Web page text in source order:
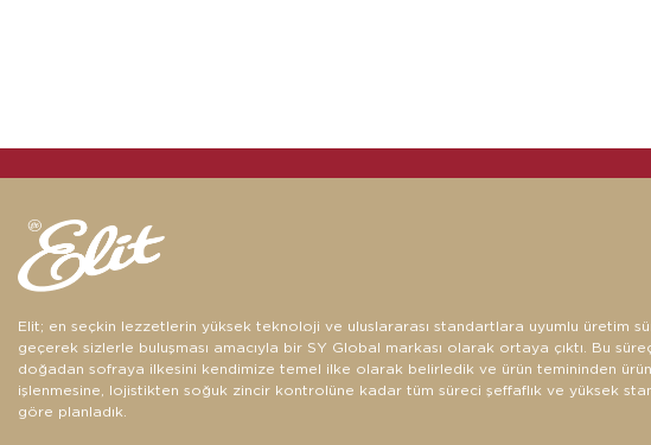
Elit; en seçkin lezzetlerin yüksek teknoloji ve uluslararası standartlara uyumlu üretim
geçerek sizlerle buluşması amacıyla bir SY Global markası olarak ortaya çıktı. Bu
doğadan sofraya ilkesini kendimize temel ilke olarak belirledik ve ürün temininden
işlenmesine, lojistikten soğuk zincir kontrolüne kadar tüm süreci şeffaflık ve yüksek
göre planladık.